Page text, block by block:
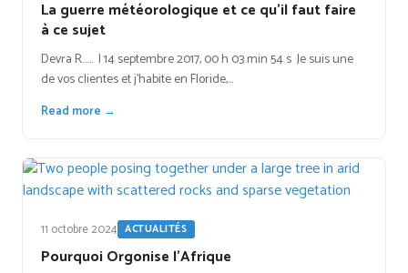
La guerre météorologique et ce qu’il faut faire
à ce sujet
Devra R…… | 14 septembre 2017, 00 h 03 min 54 s Je suis une
de vos clientes et j'habite en Floride,…
Read more →
11 octobre 2024 ACTUALITÉS
Pourquoi Orgonise l’Afrique